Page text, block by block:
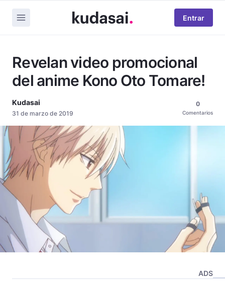
Entrar
Revelan video promocional
del anime Kono Oto Tomare!
Kudasai
31 de marzo de 2019
0
Comentarios
ADS